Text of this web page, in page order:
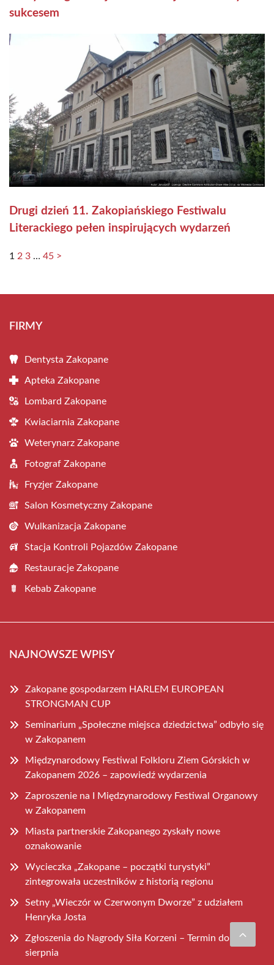
sukcesem
Drugi dzień 11. Zakopiańskiego Festiwalu
Literackiego pełen inspirujących wydarzeń
1 2 3 … 45 >
FIRMY
Dentysta Zakopane
Apteka Zakopane
Lombard Zakopane
Kwiaciarnia Zakopane
Weterynarz Zakopane
Fotograf Zakopane
Fryzjer Zakopane
Salon Kosmetyczny Zakopane
Wulkanizacja Zakopane
Stacja Kontroli Pojazdów Zakopane
Restauracje Zakopane
Kebab Zakopane
NAJNOWSZE WPISY
Zakopane gospodarzem HARLEM EUROPEAN
STRONGMAN CUP
Seminarium „Społeczne miejsca dziedzictwa” odbyło się
w Zakopanem
Międzynarodowy Festiwal Folkloru Ziem Górskich w
Zakopanem 2026 – zapowiedź wydarzenia
Zaproszenie na I Międzynarodowy Festiwal Organowy
w Zakopanem
Miasta partnerskie Zakopanego zyskały nowe
oznakowanie
Wycieczka „Zakopane – początki turystyki”
zintegrowała uczestników z historią regionu
Setny „Wieczór w Czerwonym Dworze” z udziałem
Henryka Josta
Zgłoszenia do Nagrody Siła Korzeni – Termin do 31
sierpnia